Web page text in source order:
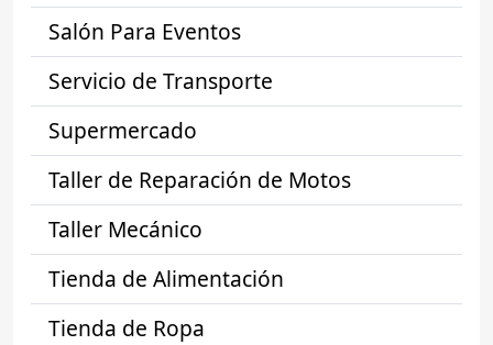
Salón Para Eventos
Servicio de Transporte
Supermercado
Taller de Reparación de Motos
Taller Mecánico
Tienda de Alimentación
Tienda de Ropa